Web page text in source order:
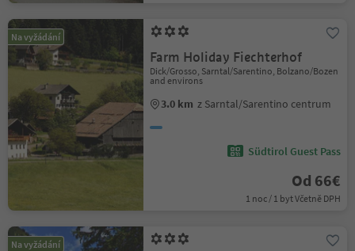
Na vyžádání
Farm Holiday Fiechterhof
Dick/Grosso, Sarntal/Sarentino, Bolzano/Bozen
and environs
3.0 km z Sarntal/Sarentino centrum
Südtirol Guest Pass
Od 66€
1 noc / 1 byt Včetně DPH
Na vyžádání